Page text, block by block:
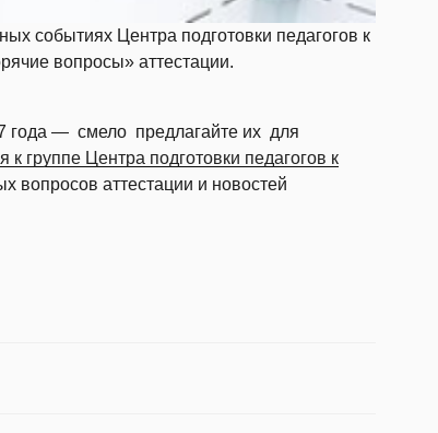
событиях Центра подготовки педагогов к
вопросы» аттестации.
года — смело предлагайте их для
к группе Центра подготовки педагогов к
вопросов аттестации и новостей